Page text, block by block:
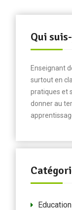
Qui
Enseignant
surtout en
pratiques et
donner au